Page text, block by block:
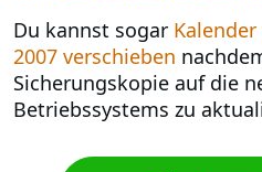
Du kannst sogar
2007 verschieben
Sicherungskopie auf die
Betriebssystems zu